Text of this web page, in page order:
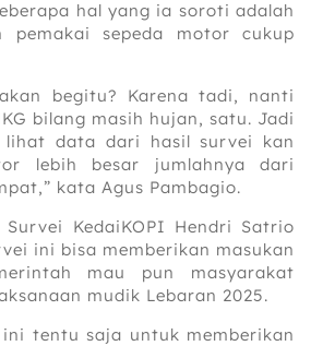
hal yang ia soroti adalah
pemakai sepeda motor cukup
begitu? Karena tadi, nanti
bilang masih hujan, satu. Jadi
data dari hasil survei kan
lebih besar jumlahnya dari
kata Agus Pambagio.
Survei KedaiKOPI Hendri Satrio
ini bisa memberikan masukan
mau pun masyarakat
mudik Lebaran 2025.
ini tentu saja untuk memberikan